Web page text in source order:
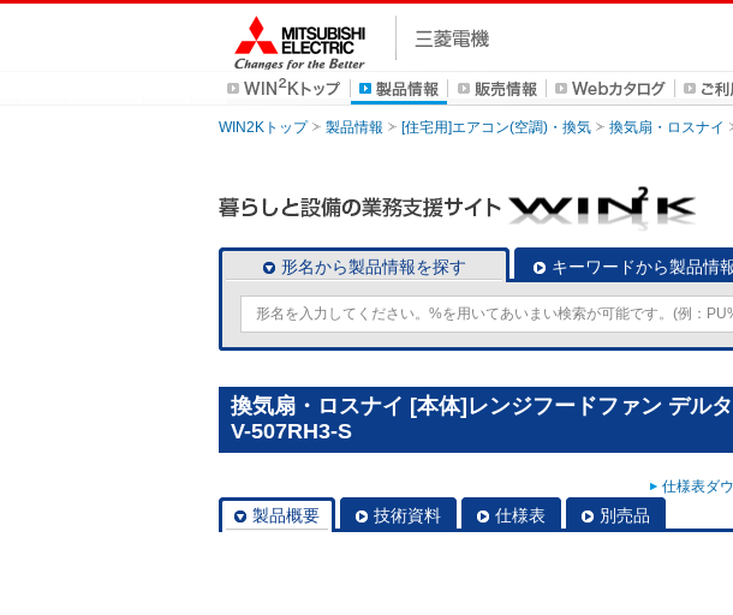
WIN2Kトップ 製品情報 [住宅用]エアコン(空調)・換気 換気扇・ロスナイ
形名から製品情報を探す キーワードから製品情
換気扇・ロスナイ [本体]レンジフードファン デル
V-507RH3-S
仕様表ダ
製品概要 技術資料 仕様表 別売品